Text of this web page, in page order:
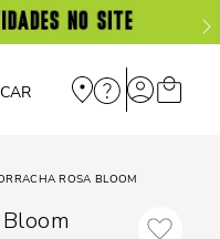
ROSA BLOOM